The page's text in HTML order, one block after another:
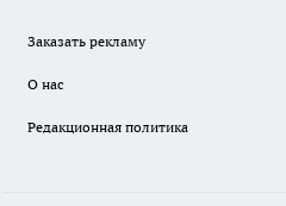
Заказать рекламу
О нас
Редакционная политика